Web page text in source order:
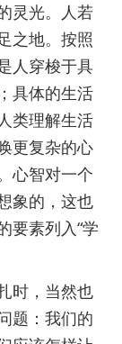
灵光。人若
之地。按照
人穿梭于具
具体的生活
类理解生活
更复杂的心
心智对一个
象的，这也
要素列入“学
时，当然也
题：我们的